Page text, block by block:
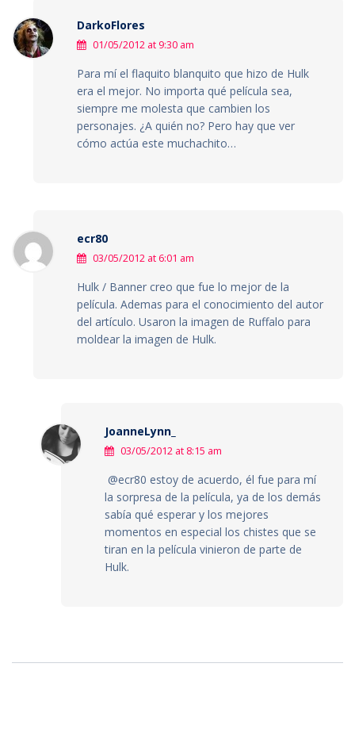
DarkoFlores
01/05/2012 at 9:30 am
Para mí el flaquito blanquito que hizo de Hulk
era el mejor. No importa qué película sea,
siempre me molesta que cambien los
personajes. ¿A quién no? Pero hay que ver
cómo actúa este muchachito…
ecr80
03/05/2012 at 6:01 am
Hulk / Banner creo que fue lo mejor de la
película. Ademas para el conocimiento del autor
del artículo. Usaron la imagen de Ruffalo para
moldear la imagen de Hulk.
JoanneLynn_
03/05/2012 at 8:15 am
@ecr80 estoy de acuerdo, él fue para mí
la sorpresa de la película, ya de los demás
sabía qué esperar y los mejores
momentos en especial los chistes que se
tiran en la película vinieron de parte de
Hulk.